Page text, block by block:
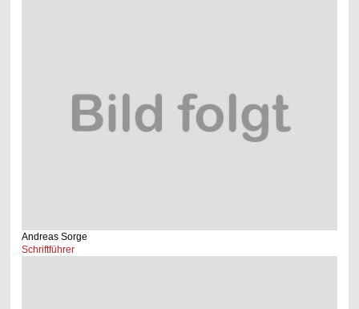
Andreas Sorge
Schriftführer